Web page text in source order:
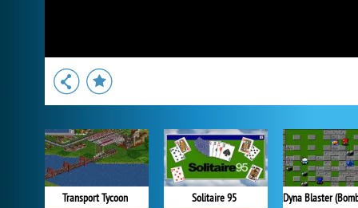
Transport Tycoon Solitaire 95